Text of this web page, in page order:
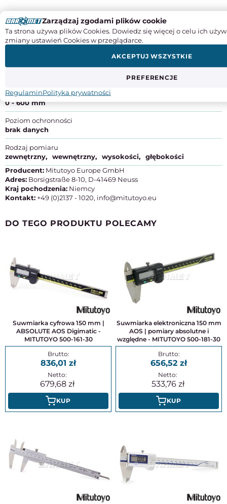
Instrukcje obsługi
SPECYFIKACJA PRODUKTU
Odczyt
Zakres
0 - 600 mm
Poziom ochronności
brak danych
Rodzaj pomiaru
zewnętrzny
wewnętrzny wysokości
głębokości
Producent: Mitutoyo Europe GmbH
Adres: Borsigstraße 8-10, D-41469 Neuss
Kraj pochodzenia: Niemcy
Kontakt: +49 (0)2137 - 1020, info@mitutoyo.eu
DO TEGO PRODUKTU POLECAMY
Suwmiarka cyfrowa 150 mm |
ABSOLUTE AOS Digimatic -
MITUTOYO 500-161-30
836,01
679,68
KUP
Suwmiarka elektroniczna 150 mm
AOS | pomiary absolutne i
względne - MITUTOYO 500-181-30
656,52
533,76
KUP
Zarządzaj zgodami plików cookie
Ta strona używa plików Cookies. Dowiedz się więcej o celu ich
zmiany ustawień Cookies w przeglądarce.
PREFERENCJE
AKCEPTUJ WSZYSTKIE
RegulaminPolityka prywatności